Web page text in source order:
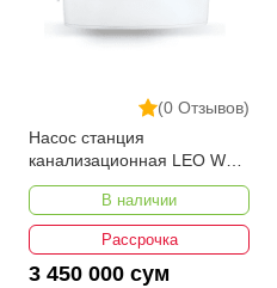
(0 Отзывов)
Насос станция
канализационная LEO WC-
600
В наличии
Рассрочка
3 450 000 сум